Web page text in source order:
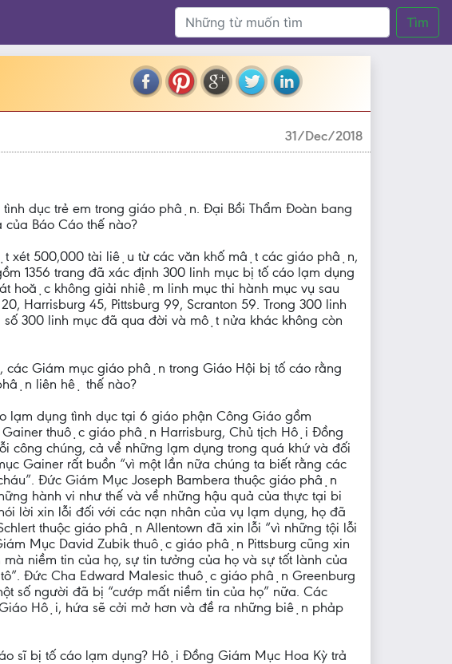
Tìm
31/Dec/2018
dục trẻ em trong giáo phận. Đại Bồi Thẩm Đoàn bang
Báo Cáo thế nào?
xét 500,000 tài liệu từ các văn khố mật các giáo phận,
1356 trang đã xác định 300 linh mục bị tố cáo lạm dụng
hoặc không giải nhiệm linh mục thi hành mục vụ sau
Harrisburg 45, Pittsburg 99, Scranton 59. Trong 300 linh
300 linh mục đã qua đời và một nửa khác không còn
các Giám mục giáo phận trong Giáo Hội bị tố cáo rằng
liên hệ thế nào?
lạm dụng tình dục tại 6 giáo phận Công Giáo gồm
Gainer thuộc giáo phận Harrisburg, Chủ tịch Hội Đồng
công chúng, cả về những lạm dụng trong quá khứ và đối
Gainer rất buồn “vì một lần nữa chúng ta biết rằng các
Đức Giám Mục Joseph Bambera thuộc giáo phận
hành vi như thế và về những hậu quả của thực tại bi
lời xin lỗi đối với các nạn nhân của vụ lạm dụng, họ đã
thuộc giáo phận Allentown đã xin lỗi “vì những tội lỗi
Mục David Zubik thuộc giáo phận Pittsburg cũng xin
niềm tin của họ, sự tin tưởng của họ và sự tốt lành của
Đức Cha Edward Malesic thuộc giáo phận Greenburg
số người đã bị “cướp mất niềm tin của họ” nữa. Các
Hội, hứa sẽ cởi mở hơn và đề ra những biện phảp
sĩ bị tố cáo lạm dụng? Hội Đồng Giám Mục Hoa Kỳ trả